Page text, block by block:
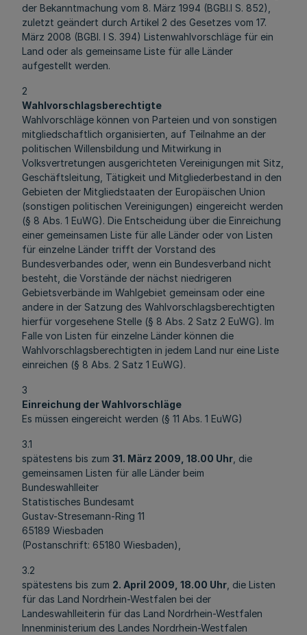
der Bekanntmachung vom 8. März 1994 (BGBl.I S. 852),
zuletzt geändert durch Artikel 2 des Gesetzes vom 17.
März 2008 (BGBl. I S. 394) Listenwahlvorschläge für ein
Land oder als gemeinsame Liste für alle Länder
aufgestellt werden.
2
Wahlvorschlagsberechtigte
Wahlvorschläge können von Parteien und von sonstigen
mitgliedschaftlich organisierten, auf Teilnahme an der
politischen Willensbildung und Mitwirkung in
Volksvertretungen ausgerichteten Vereinigungen mit Sitz,
Geschäftsleitung, Tätigkeit und Mitgliederbestand in den
Gebieten der Mitgliedstaaten der Europäischen Union
(sonstigen politischen Vereinigungen) eingereicht werden
(§ 8 Abs. 1 EuWG). Die Entscheidung über die Einreichung
einer gemeinsamen Liste für alle Länder oder von Listen
für einzelne Länder trifft der Vorstand des
Bundesverbandes oder, wenn ein Bundesverband nicht
besteht, die Vorstände der nächst niedrigeren
Gebietsverbände im Wahlgebiet gemeinsam oder eine
andere in der Satzung des Wahlvorschlagsberechtigten
hierfür vorgesehene Stelle (§ 8 Abs. 2 Satz 2 EuWG). Im
Falle von Listen für einzelne Länder können die
Wahlvorschlagsberechtigten in jedem Land nur eine Liste
einreichen (§ 8 Abs. 2 Satz 1 EuWG).
3
Einreichung der Wahlvorschläge
Es müssen eingereicht werden (§ 11 Abs. 1 EuWG)
3.1
spätestens bis zum 31. März 2009, 18.00 Uhr , die
gemeinsamen Listen für alle Länder beim
Bundeswahlleiter
Statistisches Bundesamt
Gustav-Stresemann-Ring 11
65189 Wiesbaden
(Postanschrift: 65180 Wiesbaden),
3.2
spätestens bis zum 2. April 2009, 18.00 Uhr , die Listen
für das Land Nordrhein-Westfalen bei der
Landeswahlleiterin für das Land Nordrhein-Westfalen
Innenministerium des Landes Nordrhein-Westfalen